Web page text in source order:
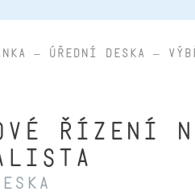
Úřední deska
řízení